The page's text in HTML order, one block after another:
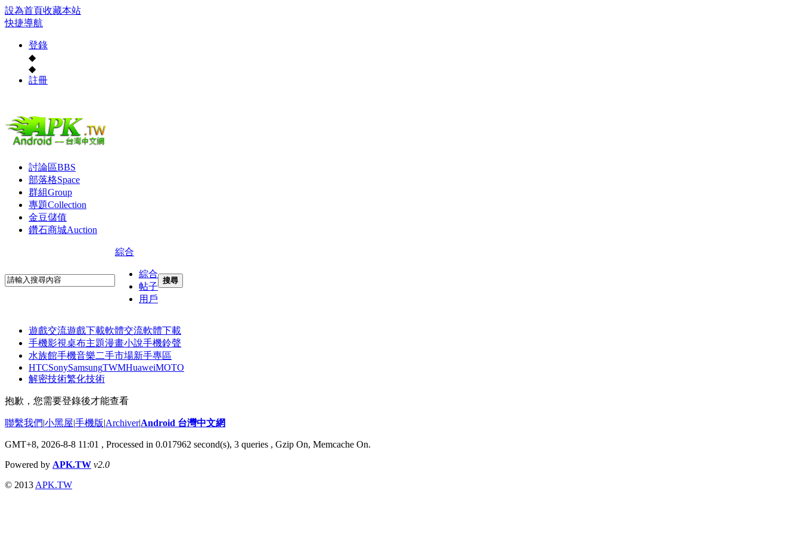
設為首頁收藏本站
快捷導航
登錄
◆
◆
註冊
討論區BBS
部落格Space
群組Group
專題Collection
金豆儲值
鑽石商城Auction
綜合
綜合
帖子
用戶
搜尋
遊戲交流遊戲下載軟體交流軟體下載
手機影視桌布主題漫畫小說手機鈴聲
水族館手機音樂二手市場新手專區
HTCSonySamsungTWMHuaweiMOTO
解密技術繁化技術
抱歉，您需要登錄後才能查看
聯繫我們|小黑屋|手機版|Archiver|Android 台灣中文網
GMT+8, 2026-8-8 11:01 , Processed in 0.017962 second(s), 3 queries , Gzip On, Memcache On.
Powered by APK.TW v2.0
© 2013 APK.TW